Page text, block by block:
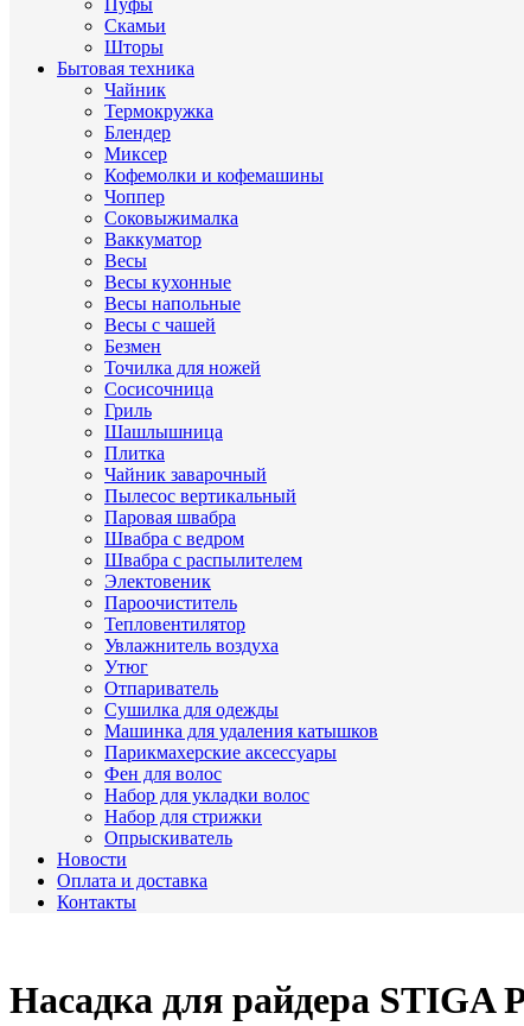
Скамьи
Шторы
Бытовая техника
Чайник
Термокружка
Блендер
Миксер
Кофемолки и кофемашины
Чоппер
Соковыжималка
Ваккуматор
Весы
Весы кухонные
Весы напольные
Весы с чашей
Безмен
Точилка для ножей
Сосисочница
Гриль
Шашлышница
Плитка
Чайник заварочный
Пылесос вертикальный
Паровая швабра
Швабра с ведром
Швабра с распылителем
Электовеник
Пароочиститель
Тепловентилятор
Увлажнитель воздуха
Утюг
Отпариватель
Сушилка для одежды
Машинка для удаления катышков
Парикмахерские аксессуары
Фен для волос
Набор для укладки волос
Набор для стрижки
Опрыскиватель
Новости
Оплата и доставка
Контакты
Насадка для райдера STIGA